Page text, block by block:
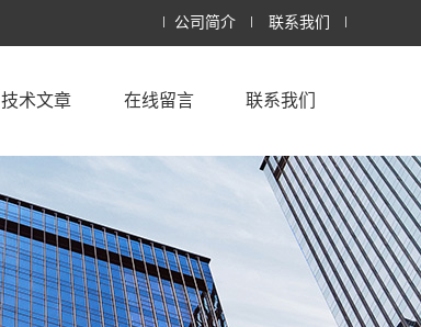
公司简介 联系我们
技术文章 在线留言 联系我们